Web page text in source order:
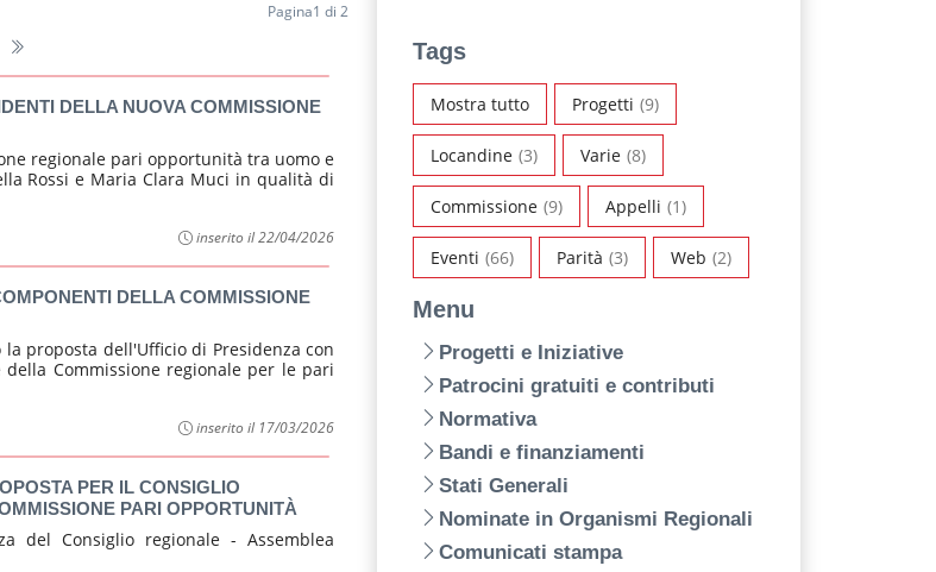
Pagina1 di 2
DELLA NUOVA COMMISSIONE
regionale pari opportunità tra uomo e
Rossi e Maria Clara Muci in qualità di
inserito il 22/04/2026
DELLA COMMISSIONE
proposta dell'Ufficio di Presidenza con
Commissione regionale per le pari
inserito il 17/03/2026
PER IL CONSIGLIO
PARI OPPORTUNITÀ
del Consiglio regionale - Assemblea
Tags
Mostra tutto Progetti (9)
Locandine (3) Varie (8)
Commissione (9) Appelli (1)
Eventi (66) Parità (3) Web (2)
Menu
Progetti e Iniziative
Patrocini gratuiti e contributi
Normativa
Bandi e finanziamenti
Stati Generali
Nominate in Organismi Regionali
Comunicati stampa